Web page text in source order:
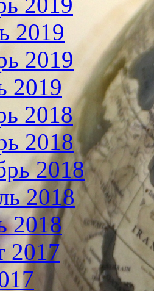
2019
2019
2019
2018
2018
2018
2018
2018
2017